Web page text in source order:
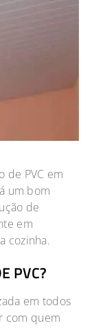
de PVC em
um bom
de
em
cozinha.
PVC?
em todos
com quem